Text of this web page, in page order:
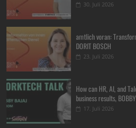
30. Juli 2026
amtlich voran:
DORIT BOSCH
23. Juli 2026
How can HR, AI, and
business results,
17. Juli 2026